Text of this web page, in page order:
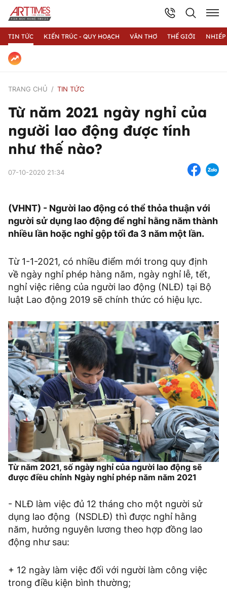
TIN TỨC KIẾN TRÚC - QUY HOẠCH VĂN THƠ THẾ GIỚI
TRANG CHỦ TIN TỨC
Từ năm 2021 ngày nghỉ của
người lao động được tính
như thế nào?
07-10-2020 21:34
(VHNT) - Người lao động có thể thỏa thuận với
người sử dụng lao động để nghỉ hằng năm thành
nhiều lần hoặc nghỉ gộp tối đa 3 năm một lần.
Từ 1-1-2021, có nhiều điểm mới trong quy định
về ngày nghỉ phép hàng năm, ngày nghỉ lễ, tết,
nghỉ việc riêng của người lao động (NLĐ) tại Bộ
luật Lao động 2019 sẽ chính thức có hiệu lực.
Từ năm 2021, số ngày nghỉ của người lao động sẽ
được điều chỉnh Ngày nghỉ phép năm năm 2021
- NLĐ làm việc đủ 12 tháng cho một người sử
dụng lao động (NSDLĐ) thì được nghỉ hằng
năm, hưởng nguyên lương theo hợp đồng lao
động như sau:
+ 12 ngày làm việc đối với người làm công việc
trong điều kiện bình thường;